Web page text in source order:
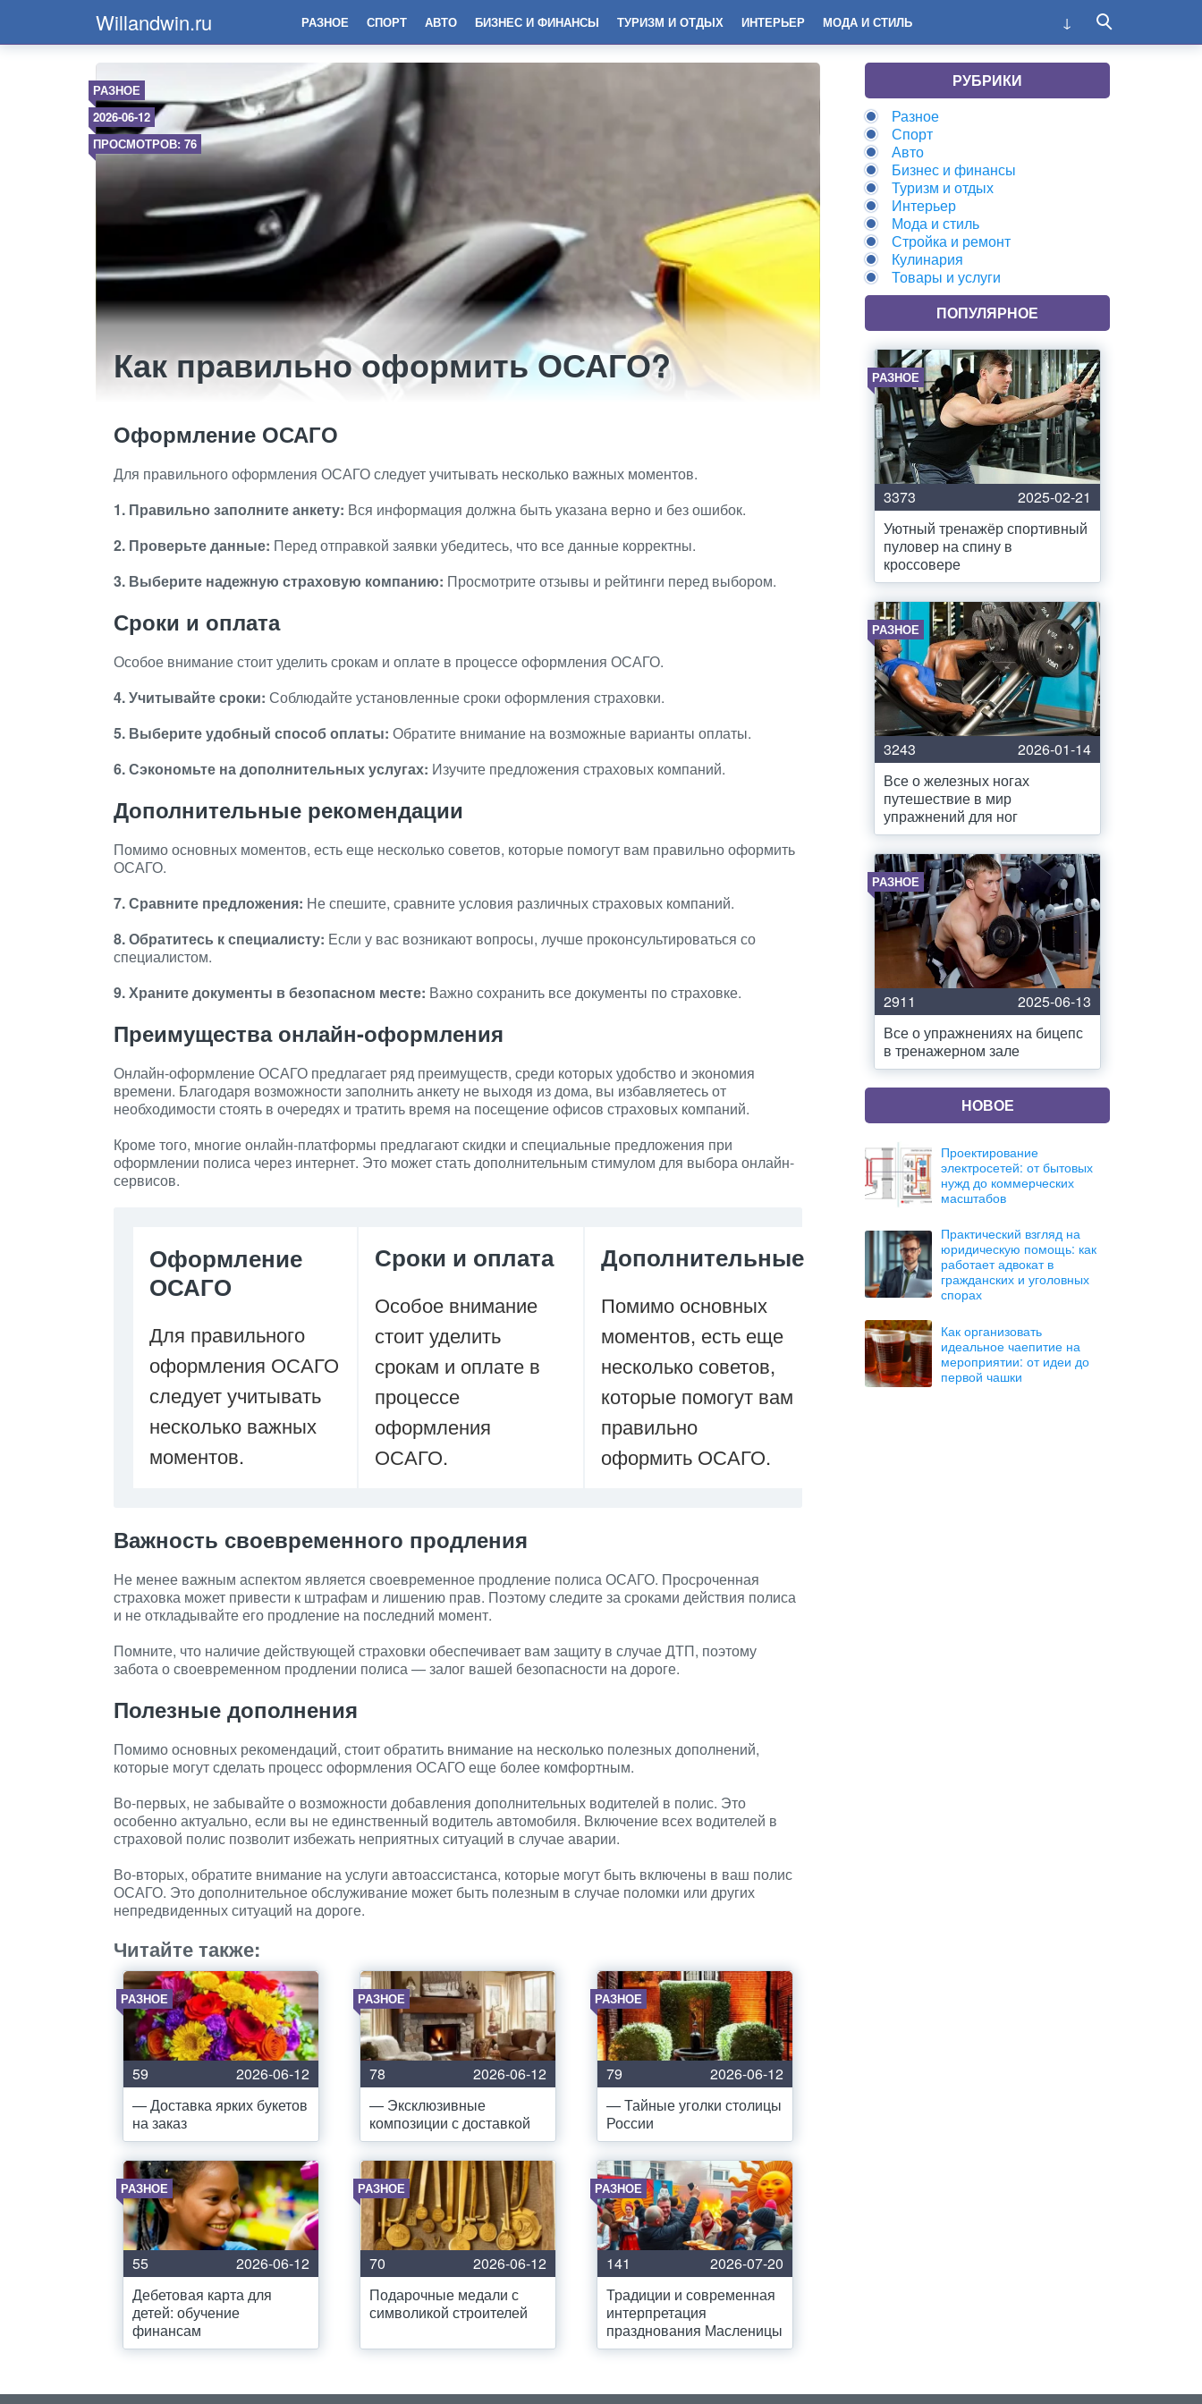
Willandwin.ru РАЗНОЕ СПОРТ АВТО БИЗНЕС И ФИНАНСЫ ТУРИЗМ И ОТДЫХ ИНТЕРЬЕР МОДА И СТИЛЬ
РАЗНОЕ
2026-06-12
ПРОСМОТРОВ: 76
Как правильно оформить ОСАГО?
Оформление ОСАГО
Для правильного оформления ОСАГО следует учитывать несколько важных моментов.
1. Правильно заполните анкету: Вся информация должна быть указана верно и без ошибок.
2. Проверьте данные: Перед отправкой заявки убедитесь, что все данные корректны.
3. Выберите надежную страховую компанию: Просмотрите отзывы и рейтинги перед выбором.
Сроки и оплата
Особое внимание стоит уделить срокам и оплате в процессе оформления ОСАГО.
4. Учитывайте сроки: Соблюдайте установленные сроки оформления страховки.
5. Выберите удобный способ оплаты: Обратите внимание на возможные варианты оплаты.
6. Сэкономьте на дополнительных услугах: Изучите предложения страховых компаний.
Дополнительные рекомендации
Помимо основных моментов, есть еще несколько советов, которые помогут вам правильно оформить
ОСАГО.
7. Сравните предложения: Не спешите, сравните условия различных страховых компаний.
8. Обратитесь к специалисту: Если у вас возникают вопросы, лучше проконсультироваться со
специалистом.
9. Храните документы в безопасном месте: Важно сохранить все документы по страховке.
Преимущества онлайн-оформления
Онлайн-оформление ОСАГО предлагает ряд преимуществ, среди которых удобство и экономия
времени. Благодаря возможности заполнить анкету не выходя из дома, вы избавляетесь от
необходимости стоять в очередях и тратить время на посещение офисов страховых компаний.
Кроме того, многие онлайн-платформы предлагают скидки и специальные предложения при
оформлении полиса через интернет. Это может стать дополнительным стимулом для выбора онлайн-
сервисов.
Оформление
ОСАГО
Для правильного
оформления ОСАГО
следует учитывать
несколько важных
моментов.
Сроки и оплата
Особое внимание
стоит уделить
срокам и оплате в
процессе
оформления
ОСАГО.
Дополнительные
Помимо основных
моментов, есть еще
несколько советов,
которые помогут вам
правильно
оформить ОСАГО.
Важность своевременного продления
Не менее важным аспектом является своевременное продление полиса ОСАГО. Просроченная
страховка может привести к штрафам и лишению прав. Поэтому следите за сроками действия полиса
и не откладывайте его продление на последний момент.
Помните, что наличие действующей страховки обеспечивает вам защиту в случае ДТП, поэтому
забота о своевременном продлении полиса — залог вашей безопасности на дороге.
Полезные дополнения
Помимо основных рекомендаций, стоит обратить внимание на несколько полезных дополнений,
которые могут сделать процесс оформления ОСАГО еще более комфортным.
Во-первых, не забывайте о возможности добавления дополнительных водителей в полис. Это
особенно актуально, если вы не единственный водитель автомобиля. Включение всех водителей в
страховой полис позволит избежать неприятных ситуаций в случае аварии.
Во-вторых, обратите внимание на услуги автоассистанса, которые могут быть включены в ваш полис
ОСАГО. Это дополнительное обслуживание может быть полезным в случае поломки или других
непредвиденных ситуаций на дороге.
Читайте также:
РАЗНОЕ
59
2026-06-12
— Доставка ярких букетов
на заказ
РАЗНОЕ
78
2026-06-12
— Эксклюзивные
композиции с доставкой
РАЗНОЕ
79
2026-06-12
— Тайные уголки столицы
России
РАЗНОЕ
55
2026-06-12
Дебетовая карта для
детей: обучение
финансам
РАЗНОЕ
70
2026-06-12
Подарочные медали с
символикой строителей
РАЗНОЕ
141
2026-07-20
Традиции и современная
интерпретация
празднования Масленицы
РУБРИКИ
Разное
Спорт
Авто
Бизнес и финансы
Туризм и отдых
Интерьер
Мода и стиль
Стройка и ремонт
Кулинария
Товары и услуги
ПОПУЛЯРНОЕ
РАЗНОЕ
3373
2025-02-21
Уютный тренажёр спортивный
пуловер на спину в
кроссовере
РАЗНОЕ
3243
2026-01-14
Все о железных ногах
путешествие в мир
упражнений для ног
РАЗНОЕ
2911
2025-06-13
Все о упражнениях на бицепс
в тренажерном зале
НОВОЕ
Проектирование
электросетей: от бытовых
нужд до коммерческих
масштабов
Практический взгляд на
юридическую помощь: как
работает адвокат в
гражданских и уголовных
спорах
Как организовать
идеальное чаепитие на
мероприятии: от идеи до
первой чашки